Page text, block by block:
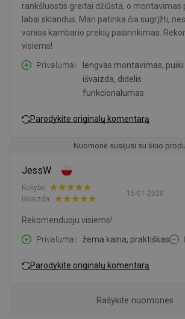
rankšluostis greitai džiūsta, o montavimas
labai sklandus. Man patinka čia sugrįžti,
vonios kambario prekių pasirinkimas.
visiems!
Privalumai
lengvas montavimas, puiki
išvaizda, didelis
funkcionalumas
Parodykite originalų komentarą
Nuomonė susijusi su šiuo
JessW
15-01-2020
Kokybė:
Išvaizda:
Rekomenduoju visiems!
Privalumai
žema kaina, praktiškas
Parodykite originalų komentarą
Rašykite nuomones